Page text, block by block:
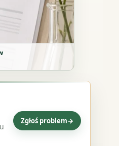
Zgłoś problem→